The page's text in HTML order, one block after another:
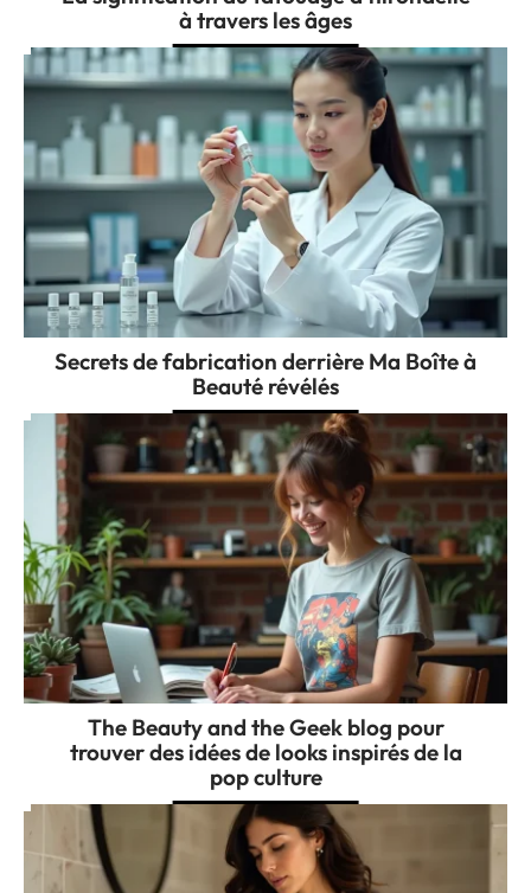
à travers les âges
Secrets de fabrication derrière Ma Boîte à
Beauté révélés
The Beauty and the Geek blog pour
trouver des idées de looks inspirés de la
pop culture